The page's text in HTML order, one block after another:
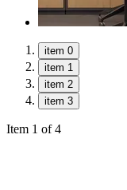
item 0
item 1
item 2
item 3
Item 1 of 4